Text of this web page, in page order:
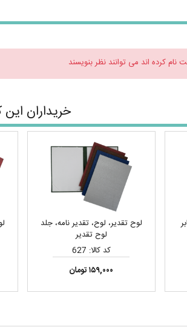
نام کرده اند می توانند نظر بنویسند
خریداران این
لوح تقدیر، لوح، تقدیر نامه، جلد
لوح تقدیر
کد کالا: 627
۱۵۹,۰۰۰ تومان